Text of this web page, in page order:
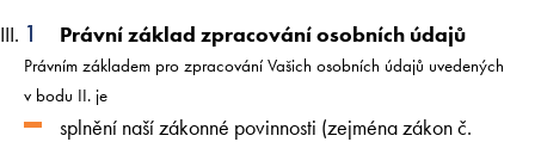
Právní základ zpracování osobních údajů
Právním základem pro zpracování Vašich osobních údajů uvedených
v bodu II. je
splnění naší zákonné povinnosti (zejména zákon č.